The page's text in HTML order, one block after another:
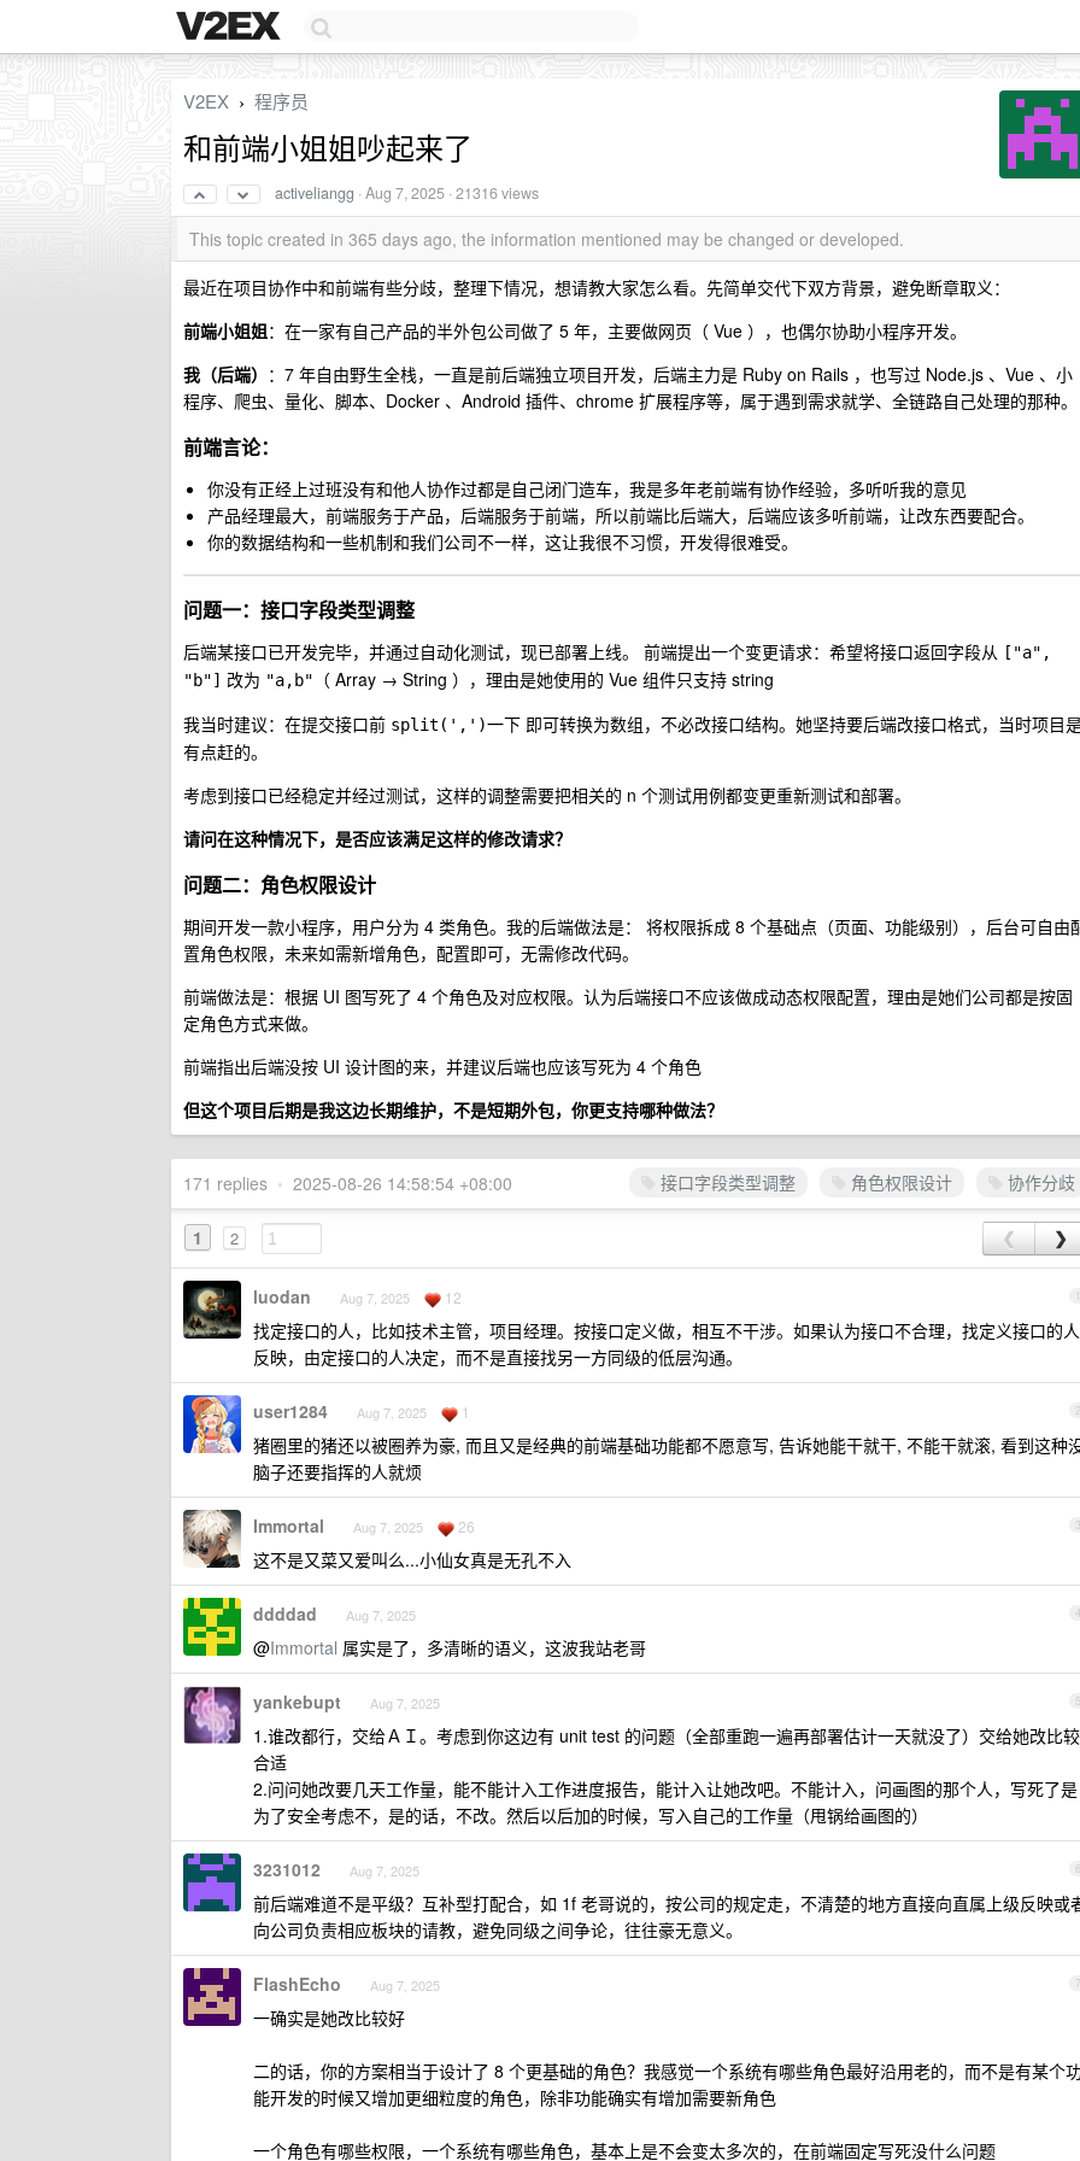
V2EX › 程序员
和前端小姐姐吵起来了
activeliangg ·Aug 7, 2025 · 21316 views
This topic created in 365 days ago, the information mentioned may be changed or developed.
最近在项目协作中和前端有些分歧，整理下情况，想请教大家怎么看。先简单交代下双方背景，避免断章取义：
前端小姐姐：在一家有自己产品的半外包公司做了 5 年，主要做网页（ Vue ），也偶尔协助小程序开发。
我（后端） ：7 年自由野生全栈，一直是前后端独立项目开发，后端主力是 Ruby on Rails ，也写过 Node.js 、Vue 、小
程序、爬虫、量化、脚本、Docker 、Android 插件、chrome 扩展程序等，属于遇到需求就学、全链路自己处理的那种。
前端言论：
你没有正经上过班没有和他人协作过都是自己闭门造车，我是多年老前端有协作经验，多听听我的意见
产品经理最大，前端服务于产品，后端服务于前端，所以前端比后端大，后端应该多听前端，让改东西要配合。
你的数据结构和一些机制和我们公司不一样，这让我很不习惯，开发得很难受。
问题一：接口字段类型调整
后端某接口已开发完毕，并通过自动化测试，现已部署上线。 前端提出一个变更请求：希望将接口返回字段从 ["a",
"b"] 改为 "a,b"
（ Array → String ），理由是她使用的 Vue 组件只支持 string
我当时建议：在提交接口前 split(',')一下 即可转换为数组，不必改接口结构。她坚持要后端改接口格式，当时项目
有点赶的。
考虑到接口已经稳定并经过测试，这样的调整需要把相关的 n 个测试用例都变更重新测试和部署。
请问在这种情况下，是否应该满足这样的修改请求？
问题二：角色权限设计
期间开发一款小程序，用户分为 4 类角色。我的后端做法是： 将权限拆成 8 个基础点（页面、功能级别），后台可自由
置角色权限，未来如需新增角色，配置即可，无需修改代码。
前端做法是：根据 UI 图写死了 4 个角色及对应权限。认为后端接口不应该做成动态权限配置，理由是她们公司都是按固
定角色方式来做。
前端指出后端没按 UI 设计图的来，并建议后端也应该写死为 4 个角色
但这个项目后期是我这边长期维护，不是短期外包，你更支持哪种做法？
接口字段类型调整 角色权限设计 协作分歧
171 replies • 2025-08-26 14:58:54 +08:00
1 2 ❮ ❯
1
luodan Aug 7, 2025 12
找定接口的人，比如技术主管，项目经理。按接口定义做，相互不干涉。如果认为接口不合理，找定义接口的人
反映，由定接口的人决定，而不是直接找另一方同级的低层沟通。
2
user1284 Aug 7, 2025 1
猪圈里的猪还以被圈养为豪, 而且又是经典的前端基础功能都不愿意写, 告诉她能干就干, 不能干就滚, 看到这种
脑子还要指挥的人就烦
3
Immortal Aug 7, 2025 26
这不是又菜又爱叫么...小仙女真是无孔不入
4
ddddad Aug 7, 2025
@Immortal 属实是了，多清晰的语义，这波我站老哥
5
yankebupt Aug 7, 2025
1.谁改都行，交给ＡＩ。考虑到你这边有 unit test 的问题（全部重跑一遍再部署估计一天就没了）交给她改比较
合适
2.问问她改要几天工作量，能不能计入工作进度报告，能计入让她改吧。不能计入，问画图的那个人，写死了是
为了安全考虑不，是的话，不改。然后以后加的时候，写入自己的工作量（甩锅给画图的）
6
3231012 Aug 7, 2025
前后端难道不是平级？互补型打配合，如 1f 老哥说的，按公司的规定走，不清楚的地方直接向直属上级反映或
向公司负责相应板块的请教，避免同级之间争论，往往豪无意义。
7
FlashEcho Aug 7, 2025
一确实是她改比较好
二的话，你的方案相当于设计了 8 个更基础的角色？我感觉一个系统有哪些角色最好沿用老的，而不是有某个
能开发的时候又增加更细粒度的角色，除非功能确实有增加需要新角色
一个角色有哪些权限，一个系统有哪些角色，基本上是不会变太多次的，在前端固定写死没什么问题